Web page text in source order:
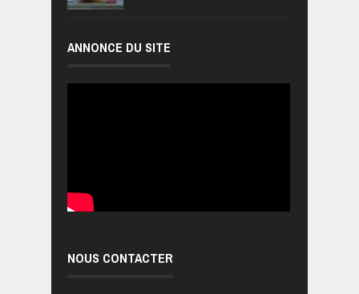
ANNONCE DU SITE
NOUS CONTACTER